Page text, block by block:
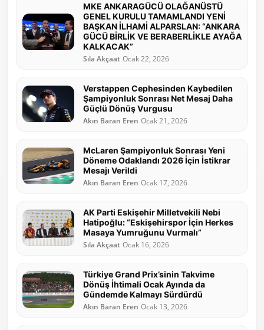
MKE ANKARAGÜCÜ OLAĞANÜSTÜ
GENEL KURULU TAMAMLANDI YENİ
BAŞKAN İLHAMİ ALPARSLAN: “ANKARA
GÜCÜ BİRLİK VE BERABERLİKLE AYAĞA
KALKACAK”
Sıla Akçaat Ocak 22, 2026
Verstappen Cephesinden Kaybedilen
Şampiyonluk Sonrası Net Mesaj Daha
Güçlü Dönüş Vurgusu
Akın Baran Eren Ocak 21, 2026
McLaren Şampiyonluk Sonrası Yeni
Döneme Odaklandı 2026 İçin İstikrar
Mesajı Verildi
Akın Baran Eren Ocak 17, 2026
AK Parti Eskişehir Milletvekili Nebi
Hatipoğlu: “Eskişehirspor İçin Herkes
Masaya Yumruğunu Vurmalı”
Sıla Akçaat Ocak 16, 2026
Türkiye Grand Prix’sinin Takvime
Dönüş İhtimali Ocak Ayında da
Gündemde Kalmayı Sürdürdü
Akın Baran Eren Ocak 13, 2026